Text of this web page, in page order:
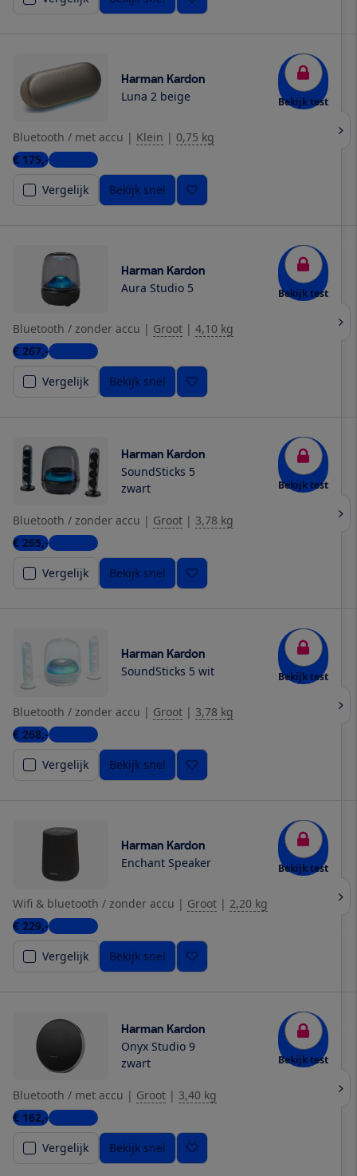
Harman Kardon
Luna 2 beige Bekijk test
Bluetooth / met accu | Klein | 0,75 kg
€ 175,-5 winkels
Vergelijk
Bekijk snel
Harman Kardon
Aura Studio 5 Bekijk test
Bluetooth / zonder accu | Groot | 4,10 kg
€ 267,-5 winkels
Vergelijk
Bekijk snel
Harman Kardon
SoundSticks 5
zwart
Bekijk test
Bluetooth / zonder accu | Groot | 3,78 kg
€ 265,-5 winkels
Vergelijk
Bekijk snel
Harman Kardon
SoundSticks 5 wit Bekijk test
Bluetooth / zonder accu | Groot | 3,78 kg
€ 268,-5 winkels
Vergelijk
Bekijk snel
Harman Kardon
Enchant Speaker Bekijk test
Wifi & bluetooth / zonder accu | Groot | 2,20 kg
€ 229,-5 winkels
Vergelijk
Bekijk snel
Harman Kardon
Onyx Studio 9
zwart
Bekijk test
Bluetooth / met accu | Groot | 3,40 kg
€ 162,-5 winkels
Vergelijk
Bekijk snel